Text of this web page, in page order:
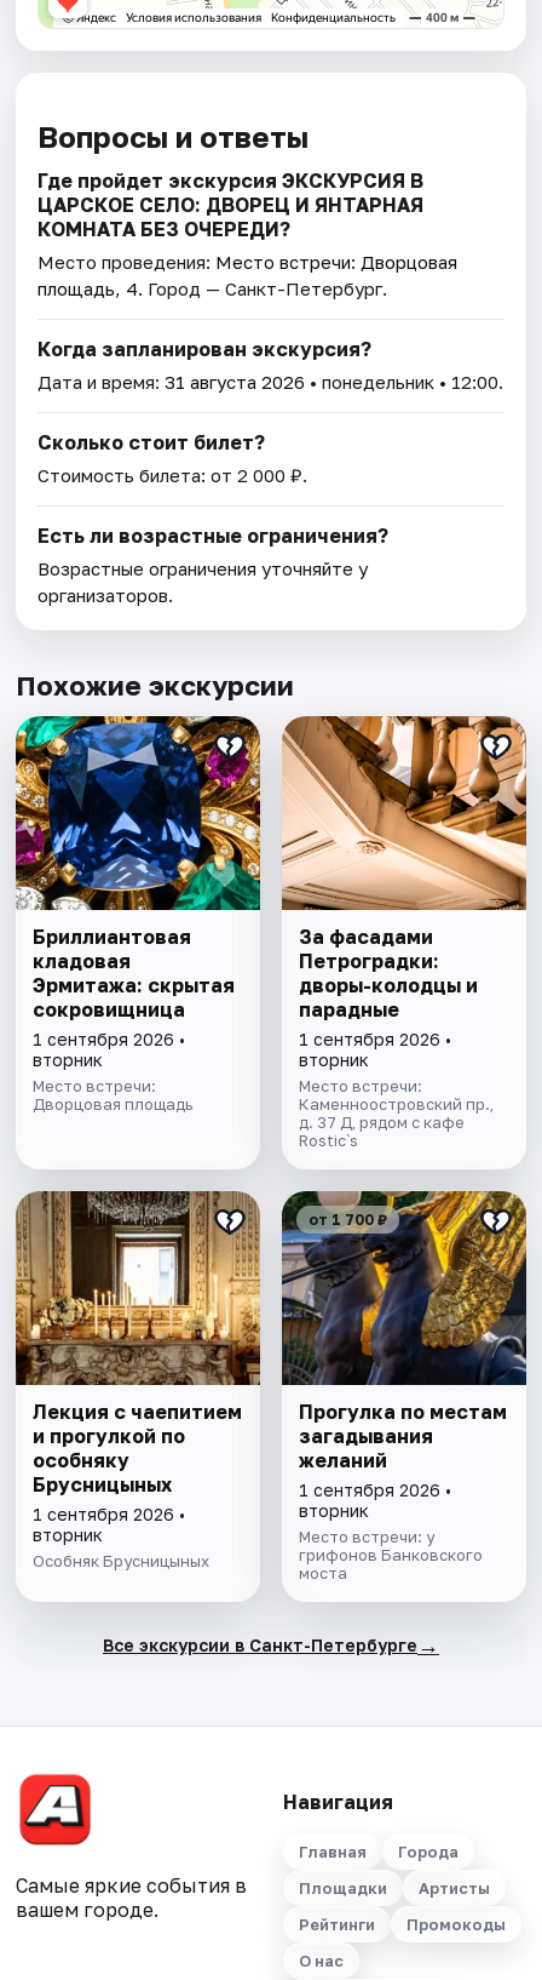
Вопросы и ответы
Где пройдет экскурсия ЭКСКУРСИЯ В
ЦАРСКОЕ СЕЛО: ДВОРЕЦ И ЯНТАРНАЯ
КОМНАТА БЕЗ ОЧЕРЕДИ?
Место проведения: Место встречи: Дворцовая
площадь, 4. Город — Санкт-Петербург.
Когда запланирован экскурсия?
Дата и время:31 августа 2026 • понедельник • 12:00.
Сколько стоит билет?
Стоимость билета: от 2 000 ₽.
Есть ли возрастные ограничения?
Возрастные ограничения уточняйте у
организаторов.
Похожие экскурсии
Бриллиантовая
кладовая
Эрмитажа: скрытая
сокровищница
1 сентября 2026 •
вторник
Место встречи:
Дворцовая площадь
За фасадами
Петроградки:
дворы-колодцы и
парадные
1 сентября 2026 •
вторник
Место встречи:
Каменноостровский пр.,
д. 37 Д, рядом с кафе
Rostic`s
Лекция с чаепитием
и прогулкой по
особняку
Брусницыных
1 сентября 2026 •
вторник
Особняк Брусницыных
от 1 700 ₽
Прогулка по местам
загадывания
желаний
1 сентября 2026 •
вторник
Место встречи: у
грифонов Банковского
моста
Все экскурсии в Санкт-Петербурге →
Самые яркие события в
вашем городе.
Навигация
Главная
Города
Площадки
Артисты
Рейтинги
Промокоды
О нас